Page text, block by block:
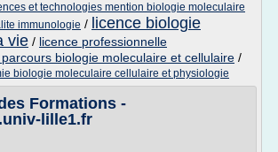
et technologies mention biologie moleculaire
immunologie / licence biologie
vie / licence professionnelle
biologie moleculaire et cellulaire /
biologie moleculaire cellulaire et physiologie
Formations -
lille1.fr